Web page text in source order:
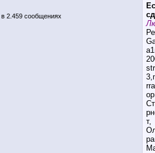
2.459 сообщениях
т,